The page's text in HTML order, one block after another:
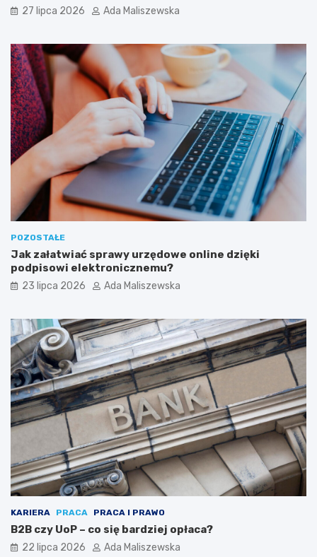
27 lipca 2026 Ada Maliszewska
POZOSTAŁE
Jak załatwiać sprawy urzędowe online dzięki
podpisowi elektronicznemu?
23 lipca 2026 Ada Maliszewska
KARIERA PRACA PRACA I PRAWO
B2B czy UoP – co się bardziej opłaca?
22 lipca 2026 Ada Maliszewska